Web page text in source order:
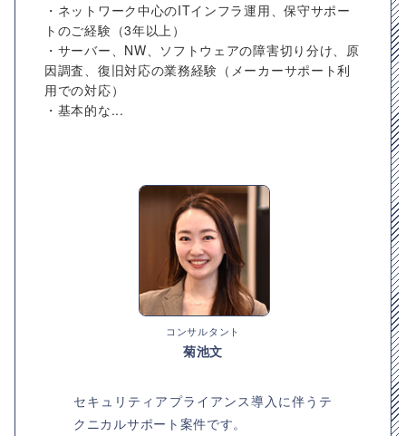
・ネットワーク中心のITインフラ運用、保守サポー
トのご経験（3年以上）
・サーバー、NW、ソフトウェアの障害切り分け、原
因調査、復旧対応の業務経験（メーカーサポート利
用での対応）
・基本的な...
コンサルタント
菊池文
セキュリティアプライアンス導入に伴うテ
クニカルサポート案件です。